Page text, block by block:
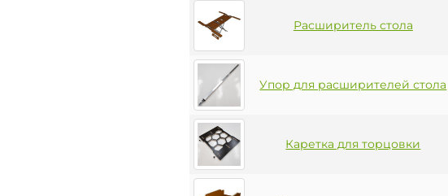
Расширитель стола
Упор для расширителей стола
Каретка для торцовки